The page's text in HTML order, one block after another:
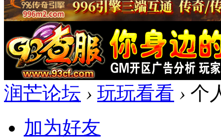
润芒论坛 › 玩玩看看 › 个
加为好友